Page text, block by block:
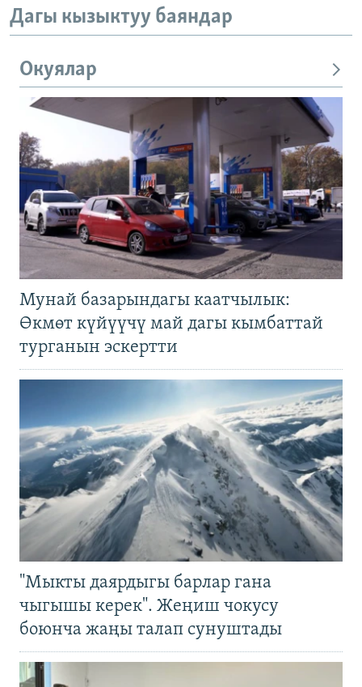
Дагы кызыктуу баяндар
Окуялар
Мунай базарындагы каатчылык:
Өкмөт күйүүчү май дагы кымбаттай
турганын эскертти
"Мыкты даярдыгы барлар гана
чыгышы керек". Жеңиш чокусу
боюнча жаңы талап сунуштады